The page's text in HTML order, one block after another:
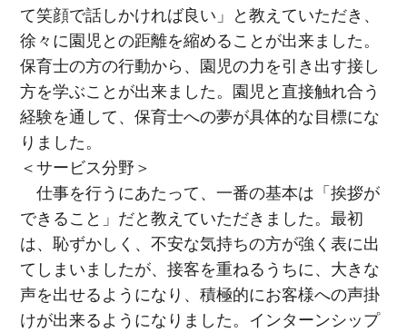
て笑顔で話しかければ良い」と教えていただき、
徐々に園児との距離を縮めることが出来ました。
保育士の方の行動から、園児の力を引き出す接し
方を学ぶことが出来ました。園児と直接触れ合う
経験を通して、保育士への夢が具体的な目標にな
りました。
＜サービス分野＞
仕事を行うにあたって、一番の基本は「挨拶が
できること」だと教えていただきました。最初
は、恥ずかしく、不安な気持ちの方が強く表に出
てしまいましたが、接客を重ねるうちに、大きな
声を出せるようになり、積極的にお客様への声掛
けが出来るようになりました。インターンシップ